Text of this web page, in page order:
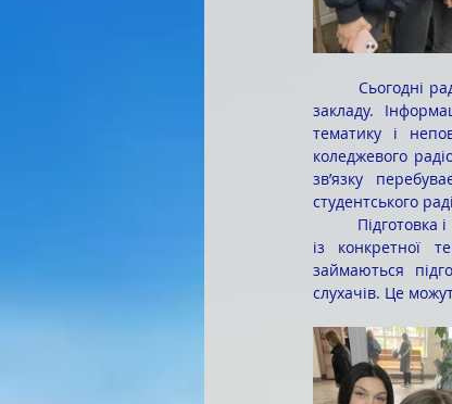
закладу.
тематику і
коледжевого
зв’язку
студентського
із конкретної
займаються
слухачів. Це